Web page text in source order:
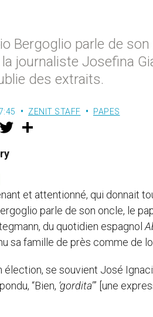
Bergoglio parle de
journaliste Josefina
des extraits.
ZENIT STAFF PAPES
F
w
et attentionné, qui donnait
parle de son oncle, le
du quotidien espagnol
sa famille de près comme de
élection, se souvient José
“Bien, ‘gordita’” [une